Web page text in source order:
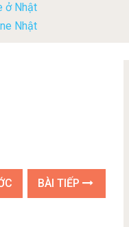
ở Nhật
Nhật
BÀI TIẾP